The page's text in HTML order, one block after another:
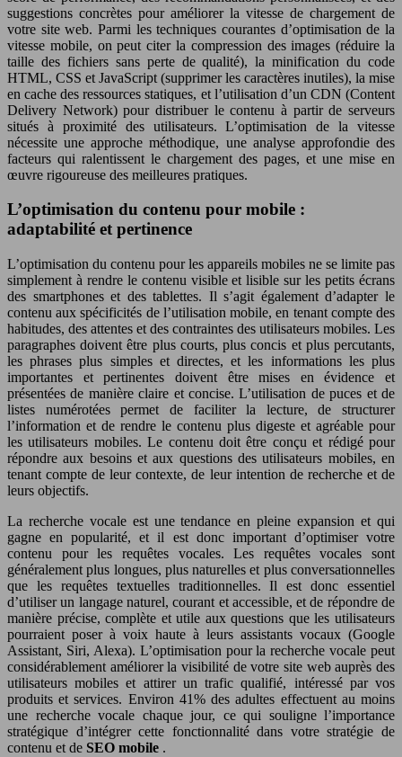
suggestions concrètes pour améliorer la vitesse de chargement de
votre site web. Parmi les techniques courantes d’optimisation de la
vitesse mobile, on peut citer la compression des images (réduire la
taille des fichiers sans perte de qualité), la minification du code
HTML, CSS et JavaScript (supprimer les caractères inutiles), la mise
en cache des ressources statiques, et l’utilisation d’un CDN (Content
Delivery Network) pour distribuer le contenu à partir de serveurs
situés à proximité des utilisateurs. L’optimisation de la vitesse
nécessite une approche méthodique, une analyse approfondie des
facteurs qui ralentissent le chargement des pages, et une mise en
œuvre rigoureuse des meilleures pratiques.
L’optimisation du contenu pour mobile :
adaptabilité et pertinence
L’optimisation du contenu pour les appareils mobiles ne se limite pas
simplement à rendre le contenu visible et lisible sur les petits écrans
des smartphones et des tablettes. Il s’agit également d’adapter le
contenu aux spécificités de l’utilisation mobile, en tenant compte des
habitudes, des attentes et des contraintes des utilisateurs mobiles. Les
paragraphes doivent être plus courts, plus concis et plus percutants,
les phrases plus simples et directes, et les informations les plus
importantes et pertinentes doivent être mises en évidence et
présentées de manière claire et concise. L’utilisation de puces et de
listes numérotées permet de faciliter la lecture, de structurer
l’information et de rendre le contenu plus digeste et agréable pour
les utilisateurs mobiles. Le contenu doit être conçu et rédigé pour
répondre aux besoins et aux questions des utilisateurs mobiles, en
tenant compte de leur contexte, de leur intention de recherche et de
leurs objectifs.
La recherche vocale est une tendance en pleine expansion et qui
gagne en popularité, et il est donc important d’optimiser votre
contenu pour les requêtes vocales. Les requêtes vocales sont
généralement plus longues, plus naturelles et plus conversationnelles
que les requêtes textuelles traditionnelles. Il est donc essentiel
d’utiliser un langage naturel, courant et accessible, et de répondre de
manière précise, complète et utile aux questions que les utilisateurs
pourraient poser à voix haute à leurs assistants vocaux (Google
Assistant, Siri, Alexa). L’optimisation pour la recherche vocale peut
considérablement améliorer la visibilité de votre site web auprès des
utilisateurs mobiles et attirer un trafic qualifié, intéressé par vos
produits et services. Environ 41% des adultes effectuent au moins
une recherche vocale chaque jour, ce qui souligne l’importance
stratégique d’intégrer cette fonctionnalité dans votre stratégie de
contenu et de SEO mobile .